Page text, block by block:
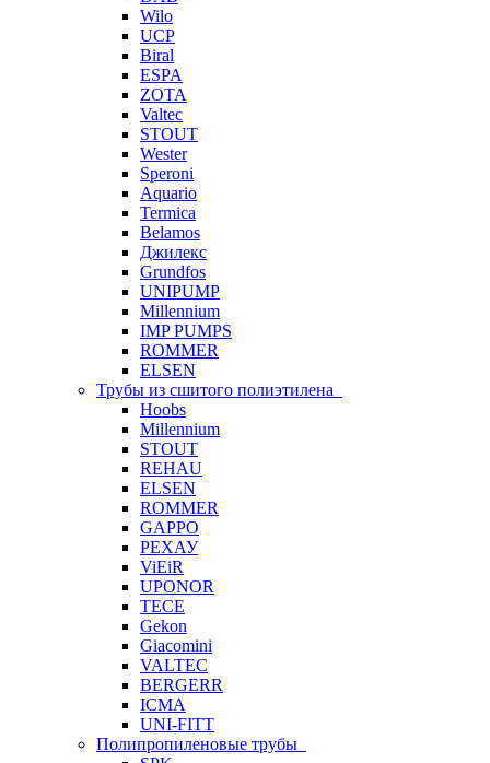
Wilo
UCP
Biral
ESPA
ZOTA
Valtec
STOUT
Wester
Speroni
Aquario
Termica
Belamos
Джилекс
Grundfos
UNIPUMP
Millennium
IMP PUMPS
ROMMER
ELSEN
Трубы из сшитого полиэтилена
Hoobs
Millennium
STOUT
REHAU
ELSEN
ROMMER
GAPPO
РЕХАУ
ViEiR
UPONOR
TECE
Gekon
Giacomini
VALTEC
BERGERR
ICMA
UNI-FITT
Полипропиленовые трубы